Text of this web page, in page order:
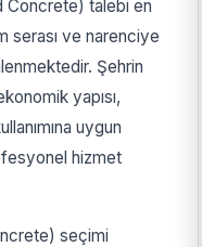
Concrete) talebi en
serası ve narenciye
Şehrin
yapısı,
uygun
hizmet
seçimi